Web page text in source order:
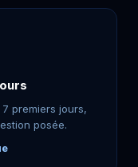
premiers jours,
posée.